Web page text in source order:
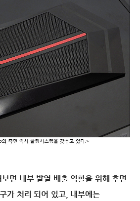
면 내부 발열 배출 역할을 위해 후면
가 처리 되어 있고, 내부에는